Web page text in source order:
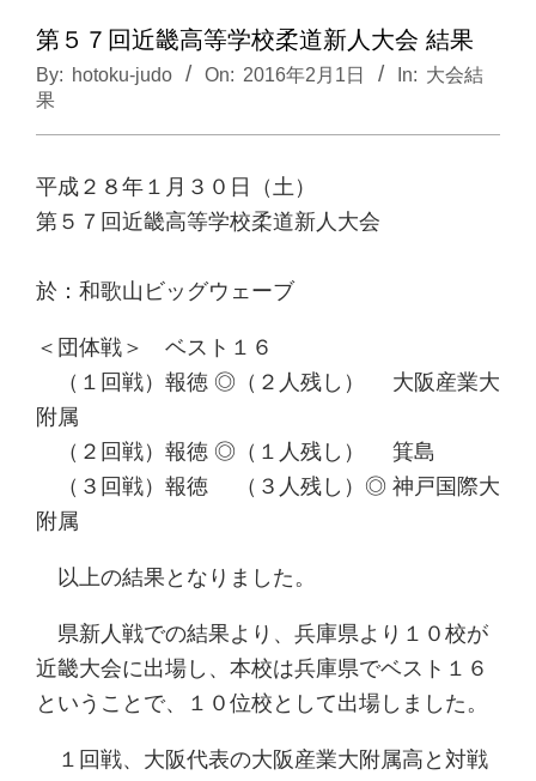
第５７回近畿高等学校柔道新人大会 結果
By: hotoku-judo On: 2016年2月1日 In: 大会結
果
平成２８年１月３０日（土）
第５７回近畿高等学校柔道新人大会
於：和歌山ビッグウェーブ
＜団体戦＞ ベスト１６
（１回戦）報徳 ◎（２人残し） 大阪産業大
附属
（２回戦）報徳 ◎（１人残し） 箕島
（３回戦）報徳 （３人残し）◎ 神戸国際大
附属
以上の結果となりました。
県新人戦での結果より、兵庫県より１０校が
近畿大会に出場し、本校は兵庫県でベスト１６
ということで、１０位校として出場しました。
１回戦、大阪代表の大阪産業大附属高と対戦